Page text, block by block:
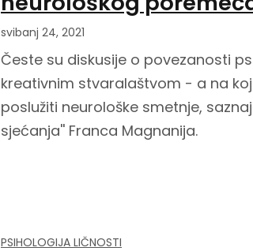
svibanj 24, 2021
Česte su diskusije o povezanosti
kreativnim stvaralaštvom - a na
poslužiti neurološke smetnje,
sjećanja'' Franca Magnanija.
PSIHOLOGIJA LIČNOSTI